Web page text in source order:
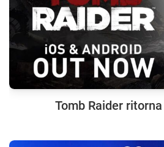
Tomb Raider